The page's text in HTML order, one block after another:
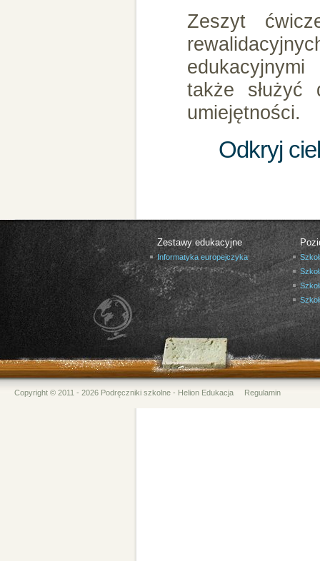
Zeszyt
także służyć
umiejętności.
Odkryj
Zestawy edukacyjne
Informatyka europejczyka
Copyright © 2011 - 2026 Podręczniki szkolne - Helion Edukacja Regulamin